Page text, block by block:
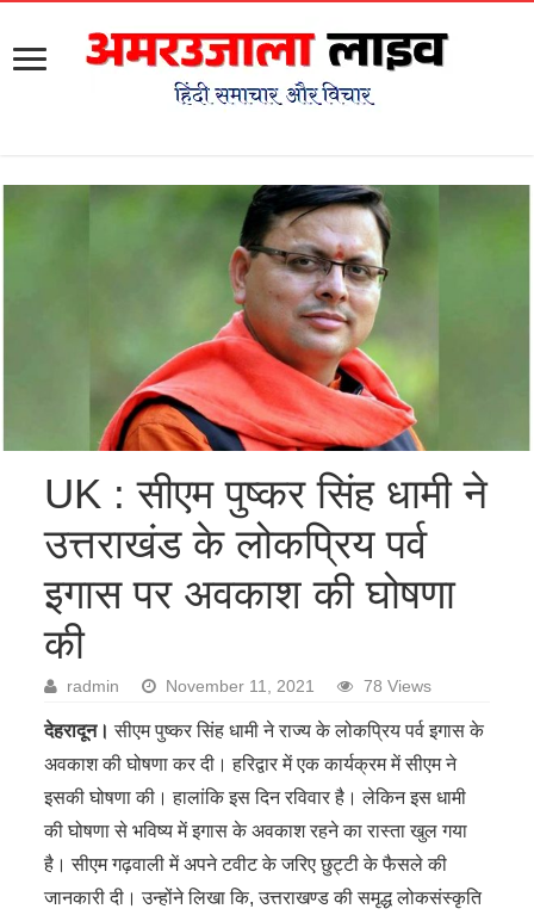
UK : सीएम पुष्कर सिंह धामी ने
उत्तराखंड के लोकप्रिय पर्व
इगास पर अवकाश की घोषणा
की
radmin November 11, 2021 78 Views
देहरादून। सीएम पुष्कर सिंह धामी ने राज्य के लोकप्रिय पर्व इगास के
अवकाश की घोषणा कर दी। हरिद्वार में एक कार्यक्रम में सीएम ने
इसकी घोषणा की। हालांकि इस दिन रविवार है। लेकिन इस धामी
की घोषणा से भविष्य में इगास के अवकाश रहने का रास्ता खुल गया
है। सीएम गढ़वाली में अपने टवीट के जरिए छुट्टी के फैसले की
जानकारी दी। उन्होंने लिखा कि, उत्तराखण्ड की समृद्ध लोकसंस्कृति